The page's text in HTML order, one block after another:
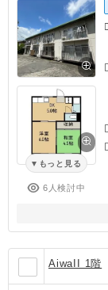
もっと見る
6人検討中
AiwaII 1階